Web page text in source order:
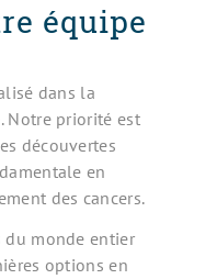
équipe
dans la
Notre priorité est
découvertes
en
des cancers.
du monde entier
options en